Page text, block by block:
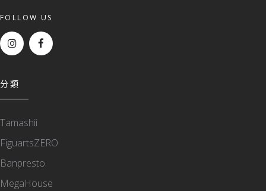
FOLLOW US
分類
Tamashii
FiguartsZERO
Banpresto
MegaHouse